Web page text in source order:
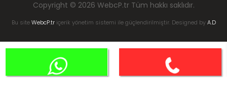
Copyright © 2026 WebcP.trTüm hakkı saklıdır.
Bu siteWebcP.triçerik yönetim sistemi ile güçlendirilmiştir. Designed byA.D